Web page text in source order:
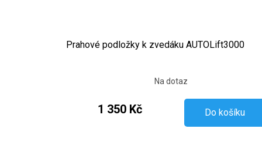
Prahové podložky k zvedáku AUTOLift3000
Na dotaz
1 350 Kč Do košíku